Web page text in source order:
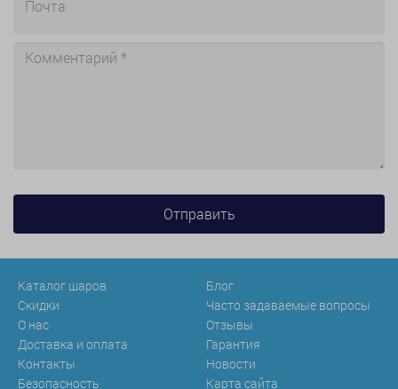
Каталог шаров
Скидки
О нас
Доставка и оплата
Контакты
Безопасность
Блог
Часто задаваемые вопросы
Отзывы
Гарантия
Новости
Карта сайта